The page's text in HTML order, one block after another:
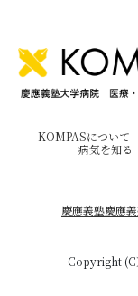
KOMPASについて
病気を知る
慶應義塾慶應
Copyright